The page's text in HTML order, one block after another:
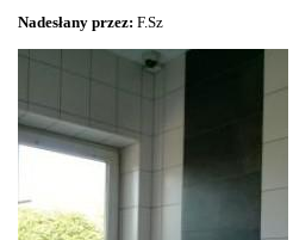
Nadesłany przez: F.Sz